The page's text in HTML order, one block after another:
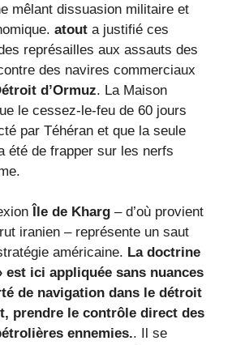
mêlant dissuasion militaire et
atout a justifié ces
représailles aux assauts des
des navires commerciaux
d’Ormuz. La Maison
le cessez-le-feu de 60 jours
par Téhéran et que la seule
été de frapper sur les nerfs
Île de Kharg – d’où provient
iranien – représente un saut
américaine. La doctrine
est ici appliquée sans nuances
de navigation dans le détroit
prendre le contrôle direct des
ennemies.. Il se